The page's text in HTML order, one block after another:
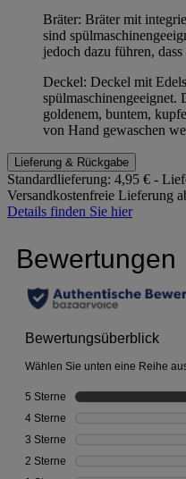
Bräter: Bräter mit
sind
jedoch dazu führen,
Deckel: Deckel mit
goldenem, buntem,
von Hand gewaschen
Lieferung & Rückgabe
Standardlieferung: 4,95 € -
Versandkostenfreie Lieferung
Details finden Sie hier